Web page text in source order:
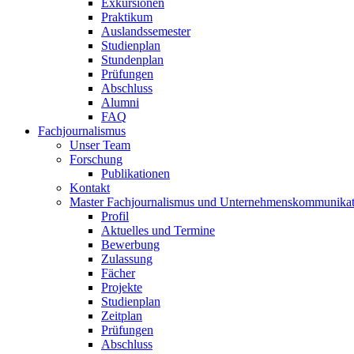
Exkursionen
Praktikum
Auslandssemester
Studienplan
Stundenplan
Prüfungen
Abschluss
Alumni
FAQ
Fachjournalismus
Unser Team
Forschung
Publikationen
Kontakt
Master Fachjournalismus und
Profil
Aktuelles und Termine
Bewerbung
Zulassung
Fächer
Projekte
Studienplan
Zeitplan
Prüfungen
Abschluss